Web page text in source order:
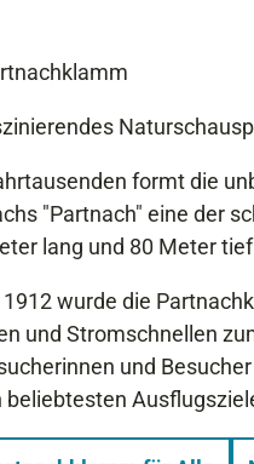
formt die
"Partnach" eine der
lang und 80 Meter
wurde die
und Stromschnellen
und
beliebtesten